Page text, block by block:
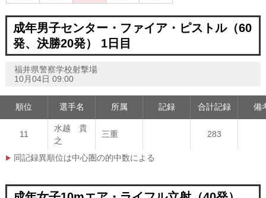
成年男子センター・ファイア・ピストル（60
発、決勝20発） 1日目
福井県警察学校射撃場
10月04日 09:00
順位 選手名 所属 記録 合計記録 備
11
水越 貴
之
三重 283
同記録異順位は中心圏の的中数による